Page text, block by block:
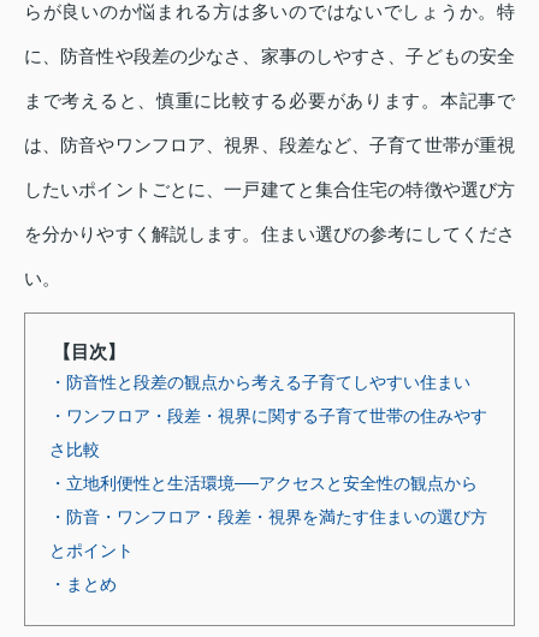
らが良いのか悩まれる方は多いのではないでしょうか。特
に、防音性や段差の少なさ、家事のしやすさ、子どもの安全
まで考えると、慎重に比較する必要があります。本記事で
は、防音やワンフロア、視界、段差など、子育て世帯が重視
したいポイントごとに、一戸建てと集合住宅の特徴や選び方
を分かりやすく解説します。住まい選びの参考にしてくださ
い。
【目次】
・防音性と段差の観点から考える子育てしやすい住まい
・ワンフロア・段差・視界に関する子育て世帯の住みやす
さ比較
・立地利便性と生活環境──アクセスと安全性の観点から
・防音・ワンフロア・段差・視界を満たす住まいの選び方
とポイント
・まとめ